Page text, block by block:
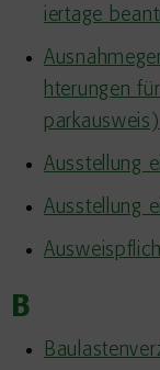
iertage
hterungen
parkausweis)
Ausstellung
Ausstellung
B